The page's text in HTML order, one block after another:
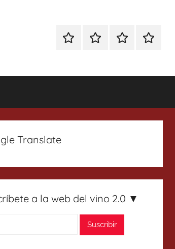
EspecialEnoturismoRanking
Translate
a la web del vino 2.0 ▼